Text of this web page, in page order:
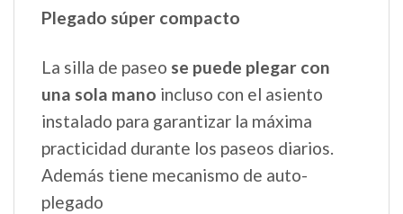
Plegado súper compacto
La silla de paseo se puede plegar con
una sola mano incluso con el asiento
instalado para garantizar la máxima
practicidad durante los paseos diarios.
Además tiene mecanismo de auto-
plegado